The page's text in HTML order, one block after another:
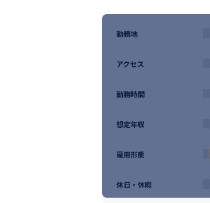
勤務地
アクセス
勤務時間
想定年収
雇用形態
休日・休暇